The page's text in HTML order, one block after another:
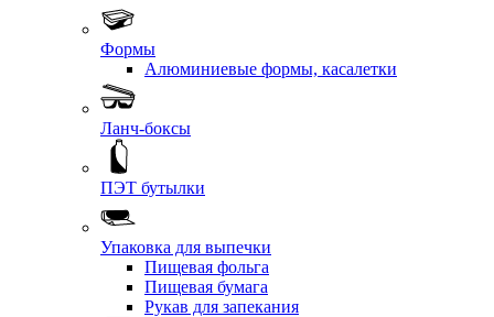
Формы
Алюминиевые формы, касалетки
Ланч-боксы
ПЭТ бутылки
Упаковка для выпечки
Пищевая фольга
Пищевая бумага
Рукав для запекания